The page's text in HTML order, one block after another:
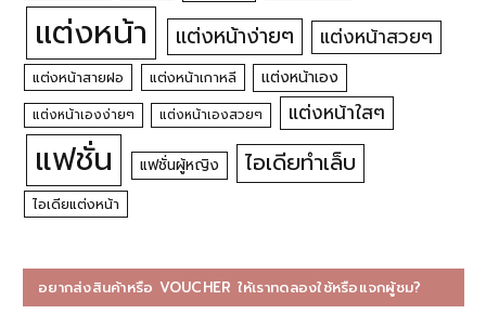
แต่งหน้า แต่งหน้าง่ายๆ แต่งหน้าสวยๆ
แต่งหน้าสายฝอ แต่งหน้าเกาหลี แต่งหน้าเอง
แต่งหน้าเองง่ายๆ แต่งหน้าเองสวยๆ แต่งหน้าใสๆ
แฟชั่น แฟชั่นผู้หญิง ไอเดียทำเล็บ
ไอเดียแต่งหน้า
อยากส่งสินค้าหรือ VOUCHER ให้เราทดลองใช้หรือแจกผู้ชม?